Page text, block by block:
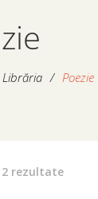
Librăria / Poezie
2 rezultateSortat